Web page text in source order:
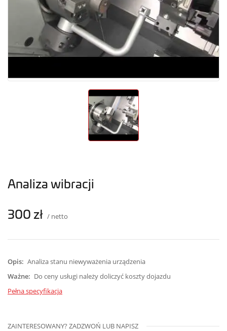
Analiza wibracji
300 zł / netto
Opis: Analiza stanu niewyważenia urządzenia
Ważne: Do ceny usługi należy doliczyć koszty dojazdu
Pełna specyfikacja
ZAINTERESOWANY? ZADZWOŃ LUB NAPISZ